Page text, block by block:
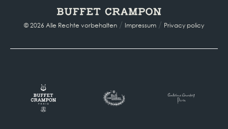
© 2026 Alle Rechte vorbehalten / Impressum / Privacy policy